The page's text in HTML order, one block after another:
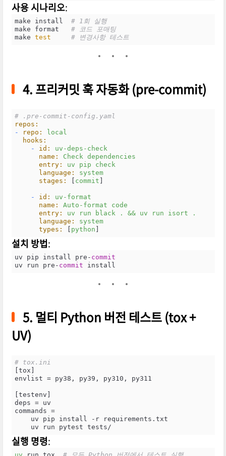
사용 시나리오:
make install # 1회 실행
make format # 코드 포매팅
make test # 변경사항 테스트
4. 프리커밋 훅 자동화 (pre-commit)
# .pre-commit-config.yaml
repos:
-
repo:
local
hooks:
-
id:
uv-deps-check
name:
Check dependencies
entry:
uv pip
check
language:
system
stages:
commit
- id:
uv-format
name:
Auto-format
code
entry:
uv run black . && uv run isort
.
language:
system
types:
python
설치 방법:
uv pip install pre - commit
uv run pre - commit install
5. 멀티 Python 버전 테스트 (tox +
UV)
# tox.ini
[tox]
envlist = py38, py39, py310, py311
[testenv]
deps = uv
commands =
    uv run pytest tests/
실행 명령: